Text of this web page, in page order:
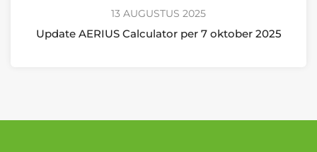
13 AUGUSTUS 2025
Update AERIUS Calculator per 7 oktober 2025